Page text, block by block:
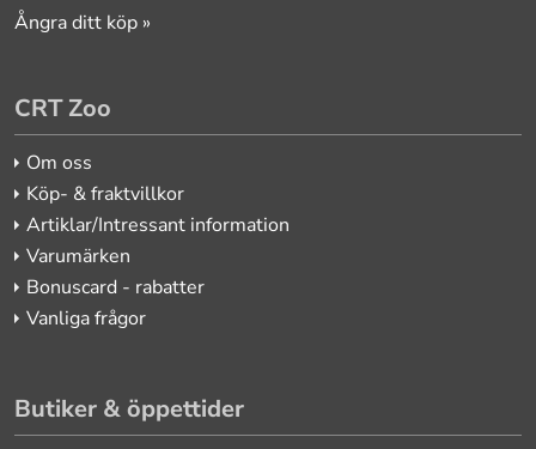
Ångra ditt köp »
CRT Zoo
Om oss
Köp- & fraktvillkor
Artiklar/Intressant information
Varumärken
Bonuscard - rabatter
Vanliga frågor
Butiker & öppettider